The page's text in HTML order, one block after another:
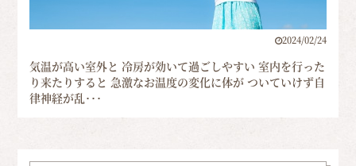
2024/02/24
気温が高い室外と 冷房が効いて過ごしやすい 室内を行った
り来たりすると 急激なお温度の変化に体が ついていけず自
律神経が乱･･･